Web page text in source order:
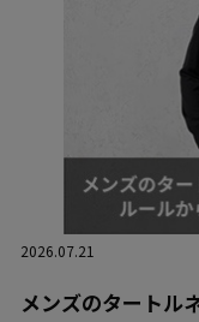
2026.07.21
メンズのタートル